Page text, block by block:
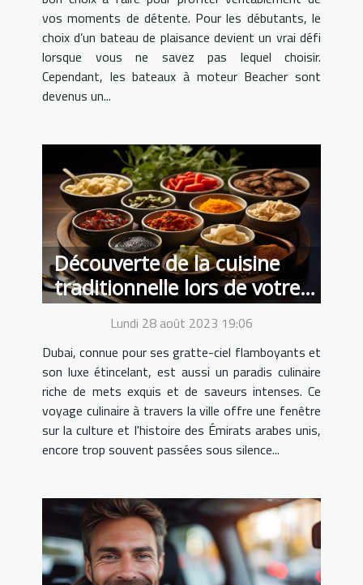
vos moments de détente. Pour les débutants, le
choix d’un bateau de plaisance devient un vrai défi
lorsque vous ne savez pas lequel choisir.
Cependant, les bateaux à moteur Beacher sont
devenus un...
Découverte de la cuisine
traditionnelle lors de votre
visite à Dubai
Lundi 28 août 2023 19:06
Dubai, connue pour ses gratte-ciel flamboyants et
son luxe étincelant, est aussi un paradis culinaire
riche de mets exquis et de saveurs intenses. Ce
voyage culinaire à travers la ville offre une fenêtre
sur la culture et l'histoire des Émirats arabes unis,
encore trop souvent passées sous silence...